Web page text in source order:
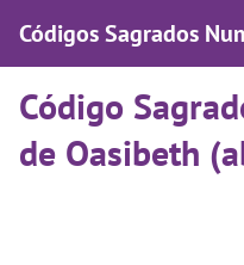
Códigos Sagrados
Código
de Oasibeth